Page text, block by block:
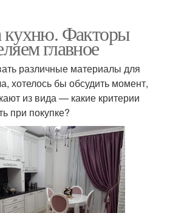
кухню. Факторы
главное
различные материалы для
хотелось бы обсудить момент,
из вида — какие критерии
при покупке?